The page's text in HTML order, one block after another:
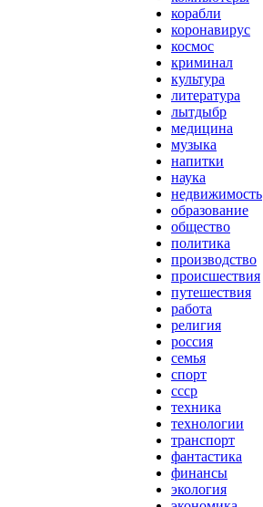
корабли
коронавирус
космос
криминал
культура
литература
лытдыбр
медицина
музыка
напитки
наука
недвижимость
образование
общество
политика
производство
происшествия
путешествия
работа
религия
россия
семья
спорт
ссср
техника
технологии
транспорт
фантастика
финансы
экология